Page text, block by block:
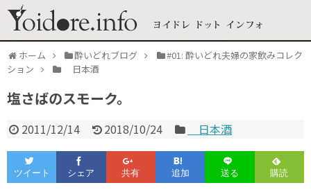
ホーム 酔いどれブログ
#01: 酔いどれ夫婦の家飲みコレク
ション
日本酒
塩さばのスモーク。
2011/12/14 2018/10/24 日本酒